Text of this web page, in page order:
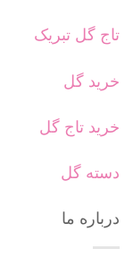
تاج گل تبریک
خرید گل
خرید تاج گل
دسته گل
درباره ما